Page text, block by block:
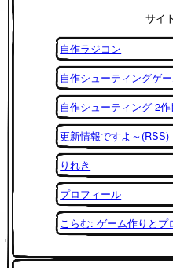
サイ
自作ラジコン
自作シューティングゲ
自作シューティング 2作
更新情報ですよ～(RSS)
りれき
プロフィール
こらむ: ゲーム作りとプ